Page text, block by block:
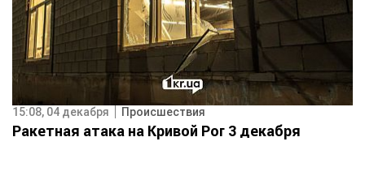
15:08, 04 декабря Происшествия
Ракетная атака на Кривой Рог 3 декабря